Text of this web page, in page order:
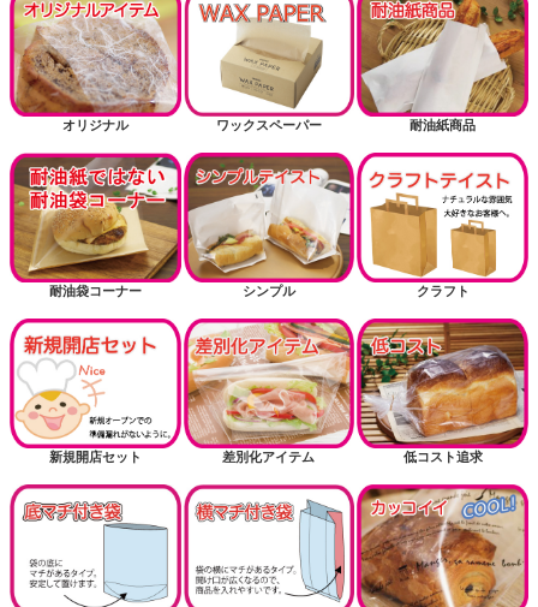
オリジナル ワックスペーパー 耐油紙商品
耐油袋コーナー シンプル クラフト
新規開店セット 差別化アイテム 低コスト追求